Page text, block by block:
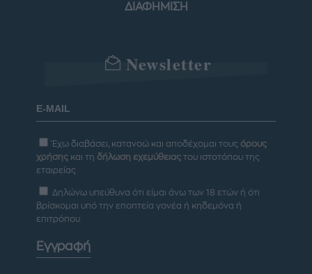
ΔΙΑΦΗΜΙΣΗ
Newsletter
Έχω διαβάσει, κατανοώ και αποδέχομαι τους όρους
χρήσης και τη δήλωση εχεμύθειας του ιστοτόπου της
εταιρείας
Δηλώνω υπεύθυνα ότι είμαι άνω των 18 ετών ή ότι
βρίσκομαι υπό την εποπτεία γονέα ή κηδεμόνα ή
επιτρόπου
Εγγραφή